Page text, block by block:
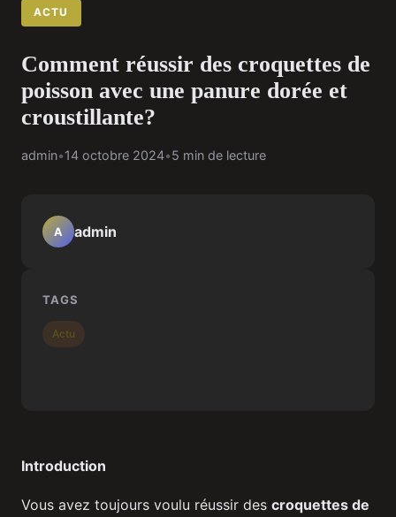
ACTU
Comment réussir des croquettes de
poisson avec une panure dorée et
croustillante?
admin•14 octobre 2024•5 min de lecture
Introduction
Vous avez toujours voulu réussir des croquettes de
A admin
TAGS
Actu